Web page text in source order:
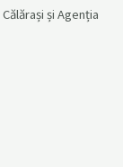
și Agenția